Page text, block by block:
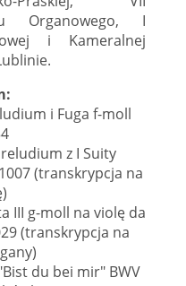
Organowego, I
i Kameralnej
i Fuga f-moll
z I Suity
(transkrypcja na
III g-moll na violę da
(transkrypcja na
du bei mir" BWV